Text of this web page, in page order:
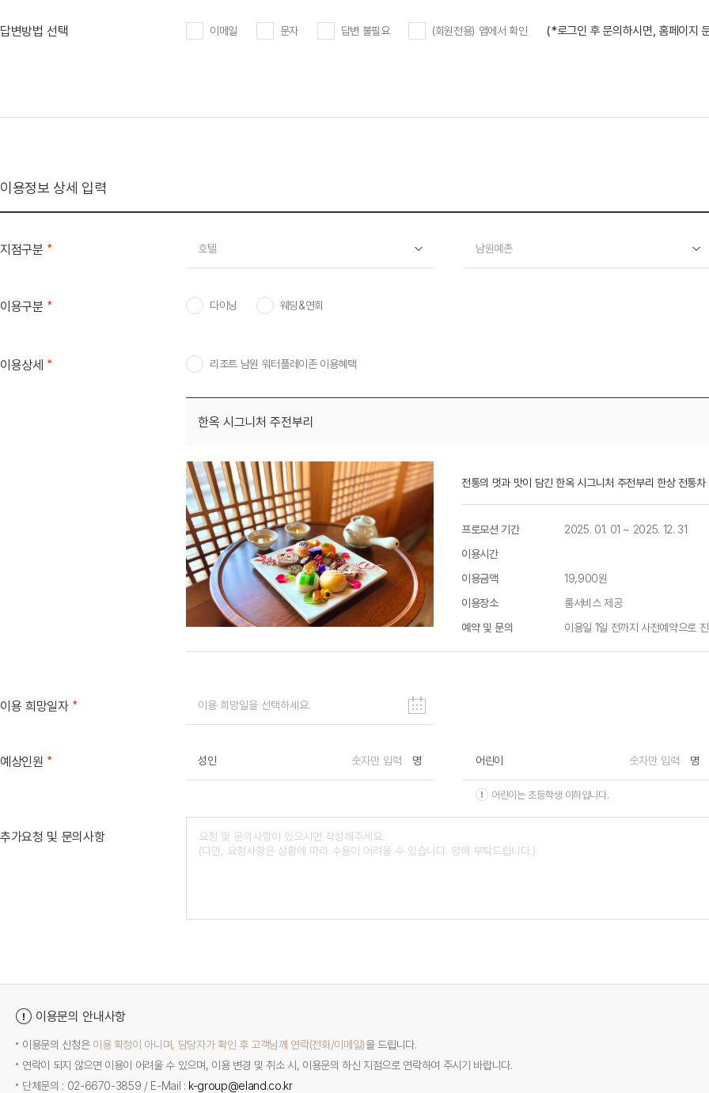
답변방법 선택 이메일 문자 답변 불필요 (회원전용) 앱에서 확인 (*로그인 후 문의하시면, 홈페이지
이용정보 상세 입력
지점구분 * 호텔 남원예촌
이용구분 * 다이닝 웨딩&연회
이용상세 * 리조트 남원 워터플레이존 이용혜택
한옥 시그니처 주전부리
전통의 멋과 맛이 담긴 한옥 시그니처 주전부리 한상 전통
프로모션 기간
2025. 01. 01 ~ 2025. 12. 31
이용시간
이용금액
19,900원
이용장소
룸서비스 제공
예약 및 문의
이용일 1일 전까지 사전예약으
이용 희망일자 *
예상인원 * 성인 명 어린이 명
어린이는 초등학생 이하입니다.
추가요청 및 문의사항
이용문의 안내사항
이용문의 신청은 이용 확정이 아니며, 담당자가 확인 후 고객님께 연락(전화/이메일)을 드립니다.
연락이 되지 않으면 이용이 어려울 수 있으며, 이용 변경 및 취소 시, 이용문의 하신 지점으로 연락하여 주시기 바랍니다.
단체문의 : 02-6670-3859 / E-Mail : k-group@eland.co.kr